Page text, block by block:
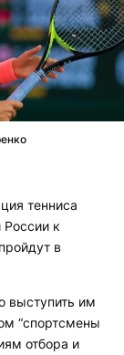
тенниса
к
в
выступить им
“спортсмены
отбора и